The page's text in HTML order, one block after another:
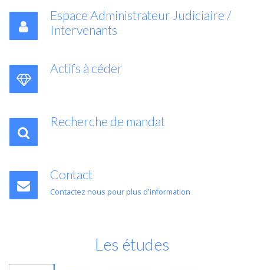
Espace Administrateur Judiciaire /
Intervenants
Actifs à céder
Recherche de mandat
Contact
Contactez nous pour plus d'information
Les études